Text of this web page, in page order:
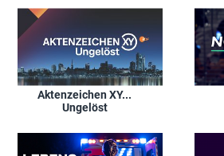
Aktenzeichen XY...
Ungelöst